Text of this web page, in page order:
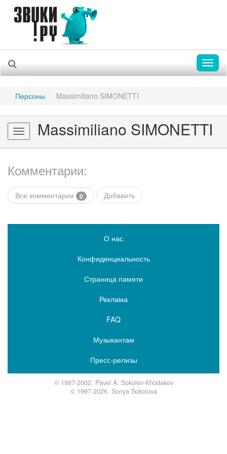
Персоны Massimiliano SIMONETTI
Toggle
navigation
Massimiliano SIMONETTI
Комментарии:
Все комментарии 0 Добавить
О нас
Конфиденциальность
Страница памяти
Реклама
FAQ
Музыкантам
Пресс-релизы
© 1997-2002, Pavel A. Sokolov-Khodakov
© 1997-2026, Sonya Sokolova